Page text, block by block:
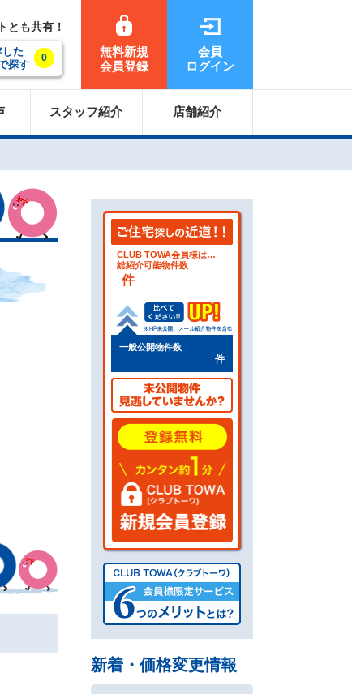
とも共有！
た
探す
0
無料新規
会員登録
会員
ログイン
スタッフ紹介 店舗紹介
CLUB TOWA会員様は…
総紹介可能物件数
件
一般公開物件数
件
新着・価格変更情報